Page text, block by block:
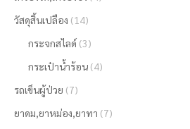
วัสดุสิ้นเปลือง (14)
กระจกสไลด์ (3)
กระเป๋าน้ำร้อน (4)
รถเข็นผู้ป่วย (7)
ยาดม,ยาหม่อง,ยาทา (7)